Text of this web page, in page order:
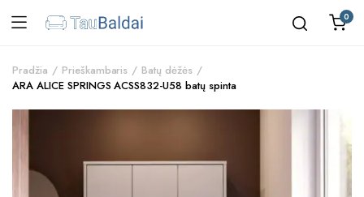
0
Pradžia Prieškambaris
Batų dėžės
ARA ALICE SPRINGS ACSS832-U58 batų spinta